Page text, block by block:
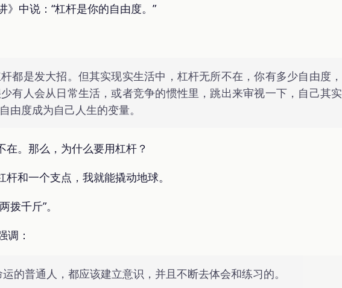
中说：“杠杆是你的自由度。”
都是发大招。但其实现实生活中，杠杆无所不在，你有多少自由度，
有人会从日常生活，或者竞争的惯性里，跳出来审视一下，自己其实
由度成为自己人生的变量。
。那么，为什么要用杠杆？
和一个支点，我就能撬动地球。
千斤”。
调：
的普通人，都应该建立意识，并且不断去体会和练习的。